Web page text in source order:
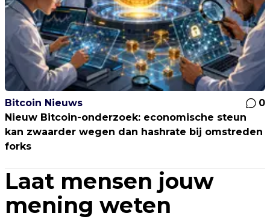
Bitcoin Nieuws
0
Nieuw Bitcoin-onderzoek: economische steun
kan zwaarder wegen dan hashrate bij omstreden
forks
Laat mensen jouw
mening weten